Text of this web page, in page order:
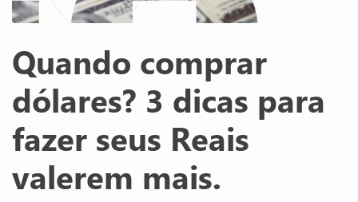
Quando comprar
dólares? 3 dicas para
fazer seus Reais
valerem mais.